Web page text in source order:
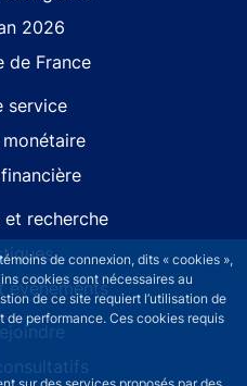
de connexion, dits « cookies »,
cookies sont nécessaires au
de ce site requiert l’utilisation de
performance. Ces cookies requis
2026
de France
service
et recherche
événements